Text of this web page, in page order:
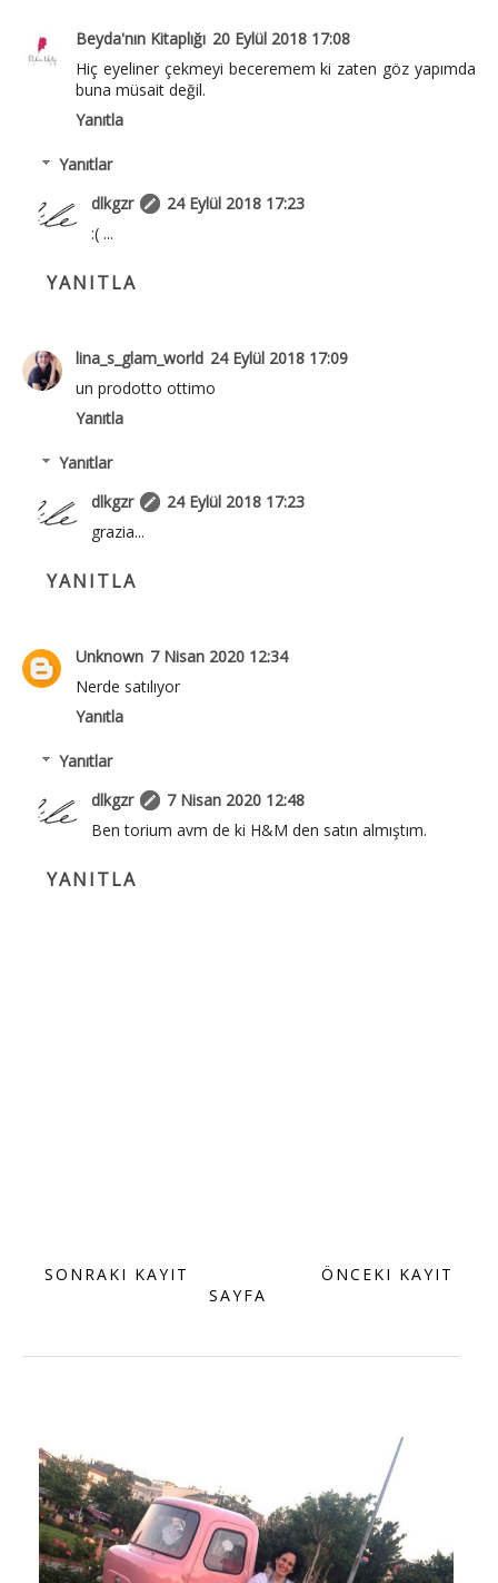
Beyda'nın Kitaplığı 20 Eylül 2018 17:08
Hiç eyeliner çekmeyi beceremem ki zaten göz yapımda
buna müsait değil.
Yanıtla
Yanıtlar
dlkgzr
24 Eylül 2018 17:23
:( ...
YANITLA
lina_s_glam_world 24 Eylül 2018 17:09
un prodotto ottimo
Yanıtla
Yanıtlar
dlkgzr
24 Eylül 2018 17:23
grazia...
YANITLA
Unknown 7 Nisan 2020 12:34
Nerde satılıyor
Yanıtla
Yanıtlar
dlkgzr
7 Nisan 2020 12:48
Ben torium avm de ki H&M den satın almıştım.
YANITLA
SONRAKI KAYIT ÖNCEKI KAYIT
SAYFA